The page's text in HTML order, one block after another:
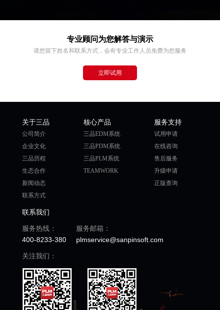
专业顾问为您解答与演示
请您留下姓名和联系方式，会有专业工作人员免费为您服务
立即试用
关于三品
公司简介
企业文化
三品历程
生态合作
新闻动态
联系方式
核心产品
三品EDM系统
三品PDM系统
三品PLM系统
TEAMWORK
服务支持
试用申请
在线咨询
售后服务
升级申请
正版查询
联系我们
服务热线：
400-8233-380
服务邮箱：
plmservice@sanpinsoft.com
关注我们：